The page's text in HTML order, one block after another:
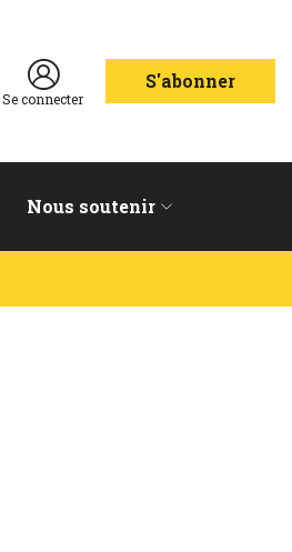
Se connecter
S'abonner
Nous soutenir